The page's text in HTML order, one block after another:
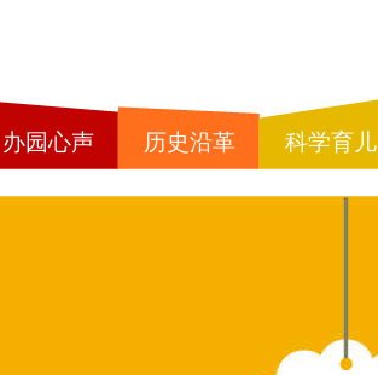
办园心声 历史沿革 科学育儿